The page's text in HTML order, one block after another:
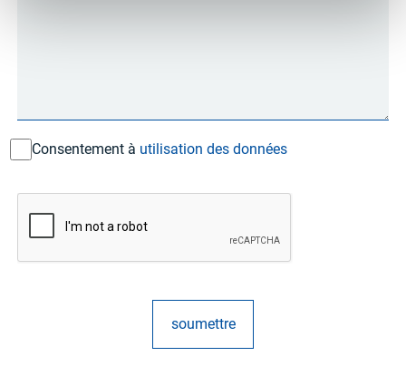
Consentement à utilisation des données